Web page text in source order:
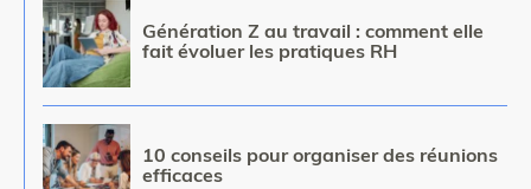
Image
Génération Z au travail : comment elle
fait évoluer les pratiques RH
Image
10 conseils pour organiser des réunions
efficaces